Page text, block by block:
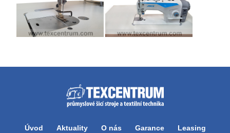
Úvod Aktuality O nás Garance Leasing